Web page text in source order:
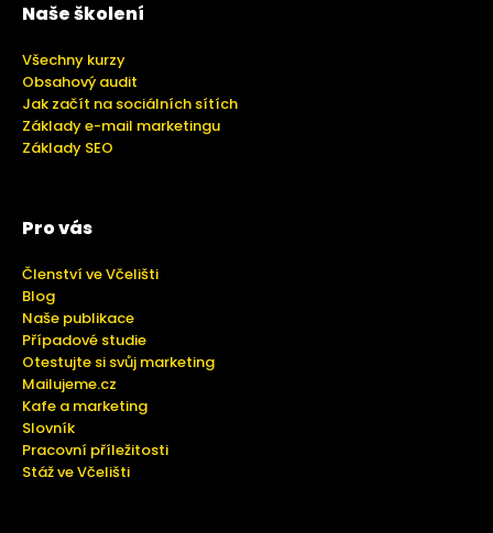
Naše školení
Všechny kurzy
Obsahový audit
Jak začít na sociálních sítích
Základy e-mail marketingu
Základy SEO
Pro vás
Členství ve Včelišti
Blog
Naše publikace
Případové studie
Otestujte si svůj marketing
Mailujeme.cz
Kafe a marketing
Slovník
Pracovní příležitosti
Stáž ve Včelišti